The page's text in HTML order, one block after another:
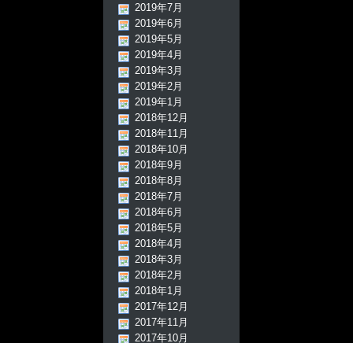
2019年7月
2019年6月
2019年5月
2019年4月
2019年3月
2019年2月
2019年1月
2018年12月
2018年11月
2018年10月
2018年9月
2018年8月
2018年7月
2018年6月
2018年5月
2018年4月
2018年3月
2018年2月
2018年1月
2017年12月
2017年11月
2017年10月